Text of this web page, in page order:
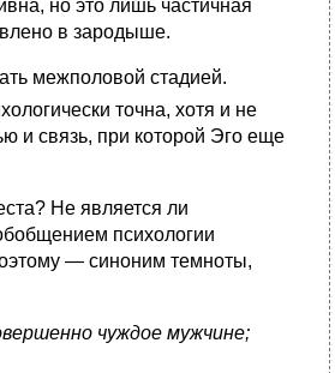
но это лишь частичная
в зародыше.
межполовой стадией.
точна, хотя и не
и связь, при которой Эго еще
Не является ли
психологии
— синоним темноты,
чуждое мужчине;